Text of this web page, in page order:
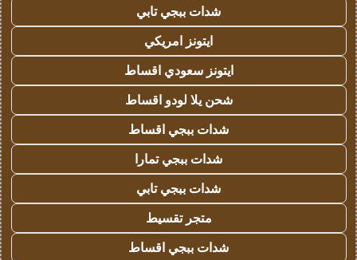
شدات ببجي تابي
ايتونز امريكي
ايتونز سعودي اقساط
شحن يلا لودو اقساط
شدات ببجي اقساط
شدات ببجي تمارا
شدات ببجي تابي
متجر تقسيط
شدات ببجي اقساط